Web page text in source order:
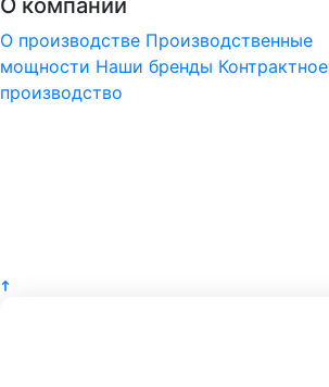
О компании
О производстве Производственные
мощности Наши бренды Контрактное
производство